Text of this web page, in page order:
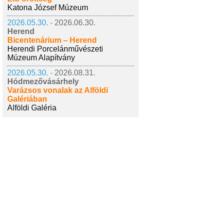
Katona József Múzeum
2026.05.30. - 2026.06.30.
Herend
Bicentenárium – Herend
Herendi Porcelánművészeti
Múzeum Alapítvány
2026.05.30. - 2026.08.31.
Hódmezővásárhely
Varázsos vonalak az Alföldi
Galériában
Alföldi Galéria